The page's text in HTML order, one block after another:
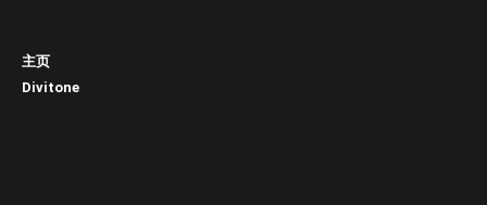
主页
Divitone